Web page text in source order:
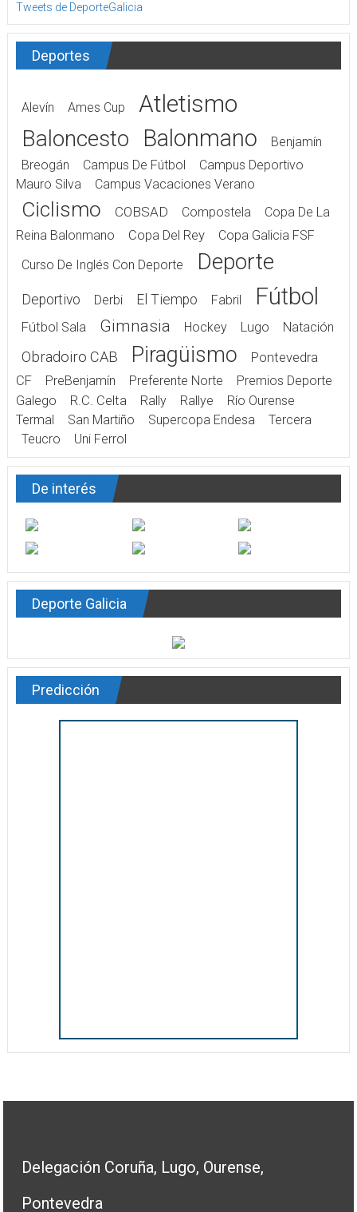
Tweets de DeporteGalicia
Deportes
Alevín Ames Cup Atletismo
Baloncesto Balonmano
Benjamín
Breogán
Campus De Fútbol
Campus Deportivo
Mauro Silva
Campus Vacaciones Verano
Ciclismo COBSAD Compostela
Copa De La
Reina Balonmano
Copa Del Rey
Copa Galicia FSF
Curso De Inglés Con Deporte
Deporte
Deportivo Derbi El Tiempo Fabril Fútbol
Fútbol Sala Gimnasia Hockey Lugo Natación
Obradoiro CAB Piragüismo
Pontevedra
CF
PreBenjamín Preferente Norte
Premios Deporte
Galego
R.C. Celta Rally Rallye
Río Ourense
Termal
San Martiño Supercopa Endesa
Tercera
Teucro
Uni Ferrol
De interés
Deporte Galicia
Predicción
Delegación Coruña, Lugo, Ourense,
Pontevedra